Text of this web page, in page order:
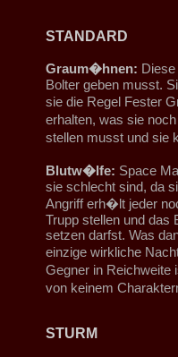
STANDARD
Graum�hnen:
Bolter geben musst.
sie die Regel Fester
erhalten, was sie
stellen musst und sie
Blutw�lfe: Space
sie schlecht sind, da
Angriff erh�lt jeder
Trupp stellen und das
setzen darfst. Was
einzige wirkliche
Gegner in
von keinem
STURM